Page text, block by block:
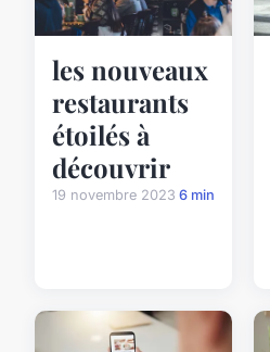
les nouveaux
restaurants
étoilés à
découvrir
19 novembre 2023 6 min